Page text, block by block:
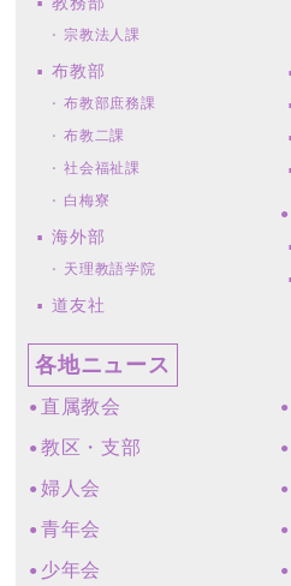
宗教法人課
布教部
布教部庶務課
布教二課
社会福祉課
白梅寮
海外部
天理教語学院
道友社
各地ニュース
直属教会
教区・支部
婦人会
青年会
少年会